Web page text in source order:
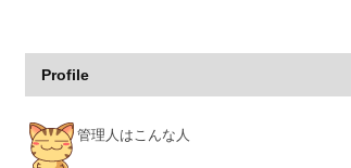
Profile
管理人はこんな人